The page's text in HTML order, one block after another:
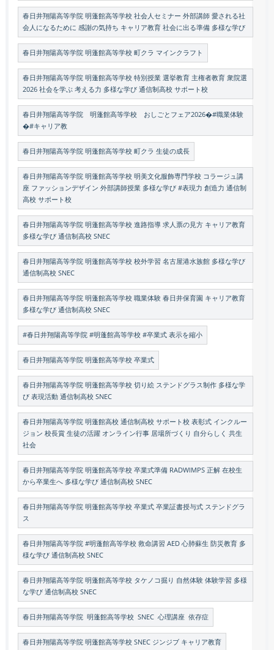
春日井翔陽高等学院 明蓬館高等学校 社会人セミナー 外部講師 愛される社
会人になるために 感謝の気持ち キャリア教育 社会に出る準備 多様な学び
春日井翔陽高等学院 明蓬館高等学校 町クラ マインクラフト
春日井翔陽高等学院 明蓬館高等学校 特別授業 選挙教育 主権者教育 衆院選
2026 社会を学ぶ 考える力 多様な学び 通信制高校 サポート校
春日井翔陽高等学院 明蓬館高等学校 おしごとフェア2026�#職業体験
�#キャリア教
春日井翔陽高等学院 明蓬館高等学校 町クラ 生徒の成長
春日井翔陽高等学院 明蓬館高等学校 明美文化服飾専門学校 コラージュ講
座 ファッションデザイン 外部講師授業 多様な学び #表現力 創造力 通信制
高校 サポート校
春日井翔陽高等学院 明蓬館高等学校 進路指導 求人票の見方 キャリア教育
多様な学び 通信制高校 SNEC
春日井翔陽高等学院 明蓬館高等学校 校外学習 名古屋港水族館 多様な学び
通信制高校 SNEC
春日井翔陽高等学院 明蓬館高等学校 職業体験 春日井保育園 キャリア教育
多様な学び 通信制高校 SNEC
#春日井翔陽高等学院 #明蓬館高等学校 #卒業式 表示を縮小
春日井翔陽高等学院 明蓬館高等学校 卒業式
春日井翔陽高等学院 明蓬館高等学校 切り絵 ステンドグラス制作 多様な学
び 表現活動 通信制高校 SNEC
春日井翔陽高等学院 明蓬館高校 通信制高校 サポート校 表彰式 インクルー
ジョン 校長賞 生徒の活躍 オンライン行事 居場所づくり 自分らしく 共生
社会
春日井翔陽高等学院 明蓬館高等学校 卒業式準備 RADWIMPS 正解 在校生
から卒業生へ 多様な学び 通信制高校 SNEC
春日井翔陽高等学院 明蓬館高等学校 卒業式 卒業証書授与式 ステンドグラ
ス
春日井翔陽高等学院 #明蓬館高等学校 救命講習 AED 心肺蘇生 防災教育 多
様な学び 通信制高校 SNEC
春日井翔陽高等学院 明蓬館高等学校 タケノコ掘り 自然体験 体験学習 多様
な学び 通信制高校 SNEC
春日井翔陽高等学院 明蓬館高等学校 SNEC 心理講座 依存症
春日井翔陽高等学院 明蓬館高等学校 SNEC ジンジブ キャリア教育